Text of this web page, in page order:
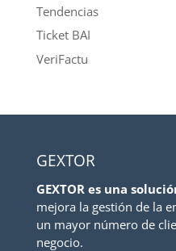
Tendencias
Ticket BAI
VeriFactu
GEXTOR
GEXTOR es una
mejora la gestión de la
un mayor número de
negocio.